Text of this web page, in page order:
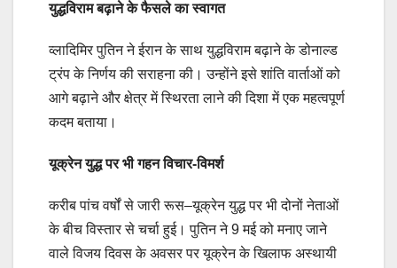
युद्धविराम बढ़ाने के फैसले का स्वागत
व्लादिमिर पुतिन ने ईरान के साथ युद्धविराम बढ़ाने के डोनाल्ड
ट्रंप के निर्णय की सराहना की। उन्होंने इसे शांति वार्ताओं को
आगे बढ़ाने और क्षेत्र में स्थिरता लाने की दिशा में एक महत्वपूर्ण
कदम बताया।
यूक्रेन युद्ध पर भी गहन विचार-विमर्श
करीब पांच वर्षों से जारी रूस–यूक्रेन युद्ध पर भी दोनों नेताओं
के बीच विस्तार से चर्चा हुई। पुतिन ने 9 मई को मनाए जाने
वाले विजय दिवस के अवसर पर यूक्रेन के खिलाफ अस्थायी